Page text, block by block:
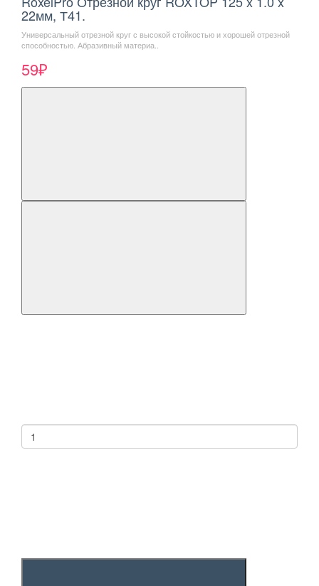
22мм, Т41.
Универсальный отрезной круг с высокой стойкостью и хорошей отрезной
способностью. Абразивный материа..
59₽